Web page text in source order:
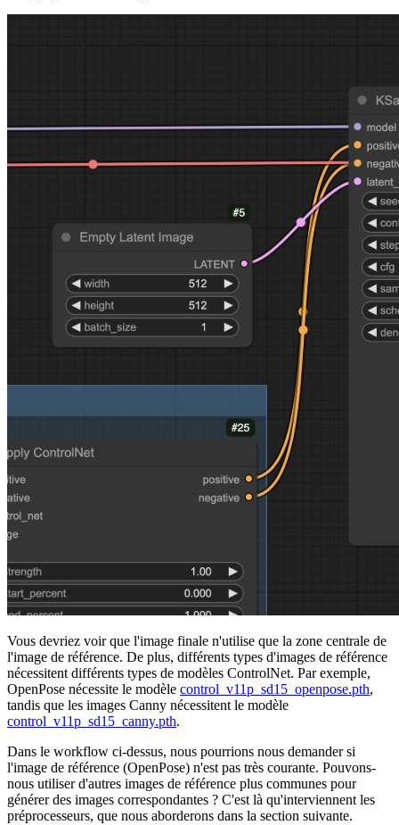
Vous devriez voir que l'image finale n'utilise que la zone centrale de
l'image de référence. De plus, différents types d'images de référence
nécessitent différents types de modèles ControlNet. Par exemple,
OpenPose nécessite le modèle control_v11p_sd15_openpose.pth,
tandis que les images Canny nécessitent le modèle
control_v11p_sd15_canny.pth.
Dans le workflow ci-dessus, nous pourrions nous demander si
l'image de référence (OpenPose) n'est pas très courante. Pouvons-
nous utiliser d'autres images de référence plus communes pour
générer des images correspondantes ? C'est là qu'interviennent les
préprocesseurs, que nous aborderons dans la section suivante.